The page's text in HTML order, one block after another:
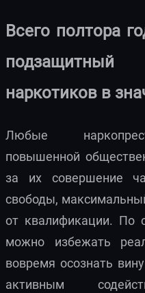
Всего полтора
наркотиков в
Любые
повышенной
за их совершение
свободы,
от квалификации. По
можно избежать
вовремя осознать
активным